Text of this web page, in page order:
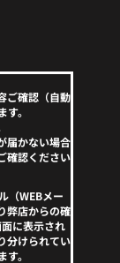
ご確認（自動
。
届かない場合
確認ください
（WEBメー
弊店からの確
に表示され
分けられてい
。